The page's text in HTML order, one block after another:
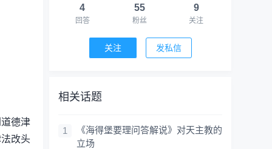
德津
改头
4
回答
55
粉丝
9
关注
关注 发私信
相关话题
《海得堡要理问答解说》对天主教的
立场